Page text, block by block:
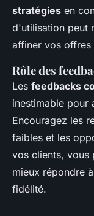
stratégies en
d'utilisation peut
affiner vos offres
Rôle des
Les feedbacks
inestimable pour
Encouragez les
faibles et les
vos clients, vous
mieux répondre
fidélité.